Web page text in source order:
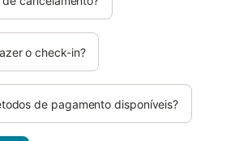
o check-in?
de pagamento disponíveis?